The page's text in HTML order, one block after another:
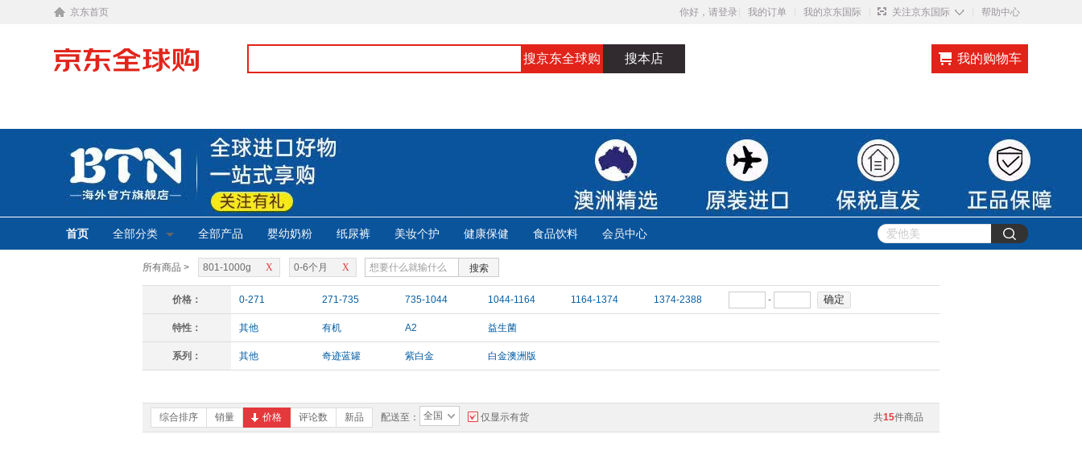
京东首页 你好，请登录 我的订单 我的京东国际 关注京东国际 ◇ 帮助中心
搜京东全球购 搜本店 我的购物车
首页 全部分类 全部产品 婴幼奶粉 纸尿裤 美妆个护 健康保健 食品饮料 会员中心
所有商品 > X
801-1000g X
0-6个月 搜索
价格： 0-271 271-735 735-1044 1044-1164 1164-1374 1374-2388 - 确定
特性： 其他 有机 A2 益生菌
系列： 其他 奇迹蓝罐 紫白金 白金澳洲版
共15件商品
综合排序 销量 价格 评论数 新品 配送至： 全国 仅显示有货